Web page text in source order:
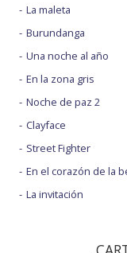
La maleta
Burundanga
Una noche al año
En la zona gris
Noche de paz 2
Clayface
Street Fighter
En el corazón de la
La invitación